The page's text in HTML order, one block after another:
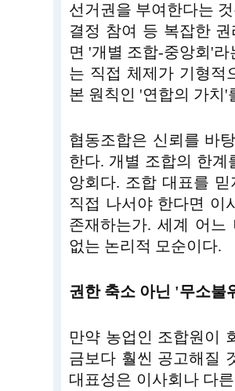
선거권을 부여한다는
결정 참여 등 복잡한
면 '개별 조합-중앙회'
는 직접 체제가 기형적
본 원칙인 '연합의 가치'
협동조합은 신뢰를 바
한다. 개별 조합의 한
앙회다. 조합 대표를
직접 나서야 한다면 이
존재하는가. 세계 어느
없는 논리적 모순이다.
권한 축소 아닌 '무소불
만약 농업인 조합원이
금보다 훨씬 공고해질
대표성은 이사회나 다